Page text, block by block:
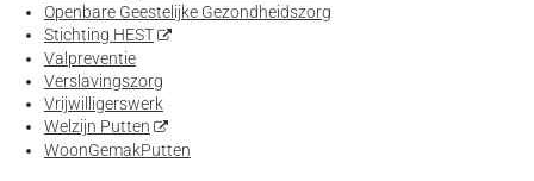
Openbare Geestelijke Gezondheidszorg
Stichting HEST
Valpreventie
Verslavingszorg
Vrijwilligerswerk
Welzijn Putten
WoonGemakPutten